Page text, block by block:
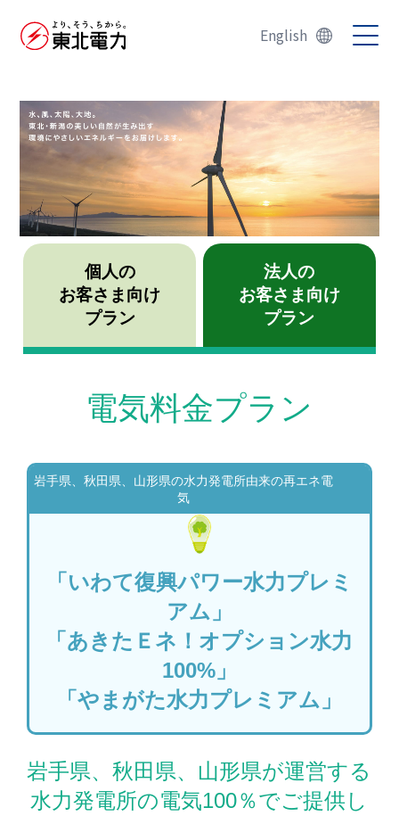
English
個人の
お客さま向け
プラン
法人の
お客さま向け
プラン
電気料金プラン
岩手県、秋田県、山形県の水力発電所由来の再エネ電
気
「いわて復興パワー水力プレミ
アム」
「あきたＥネ！オプション水力
100%」
「やまがた水力プレミアム」
岩手県、秋田県、山形県が運営する
水力発電所の電気100％でご提供し